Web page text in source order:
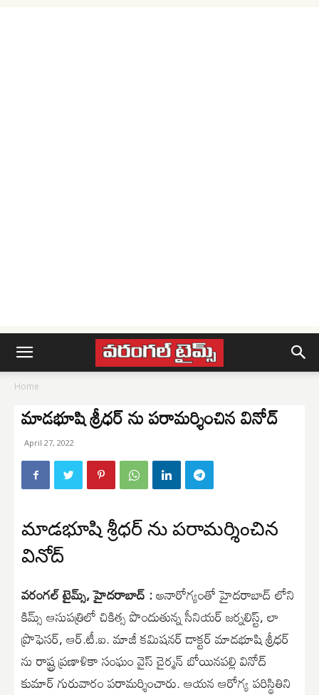
Home
మాడభూషి శ్రీధర్ ను పరామర్శించిన వినోద్
April 27, 2022
మాడభూషి శ్రీధర్ ను పరామర్శించిన
వినోద్
వరంగల్ టైమ్స్, హైదరాబాద్ :అనారోగ్యంతో హైదరాబాద్ లోని
కిమ్స్ ఆసుపత్రిలో చికిత్స పొందుతున్న సీనియర్ జర్నలిస్ట్, లా
ప్రొఫెసర్, ఆర్.టీ.ఐ. మాజీ కమిషనర్ డాక్టర్ మాడభూషి శ్రీధర్
ను రాష్ట్ర ప్రణాళికా సంఘం వైస్ చైర్మన్ బోయినపల్లి వినోద్
కుమార్ గురువారం పరామర్శించారు. ఆయన ఆరోగ్య పరిస్థితిని